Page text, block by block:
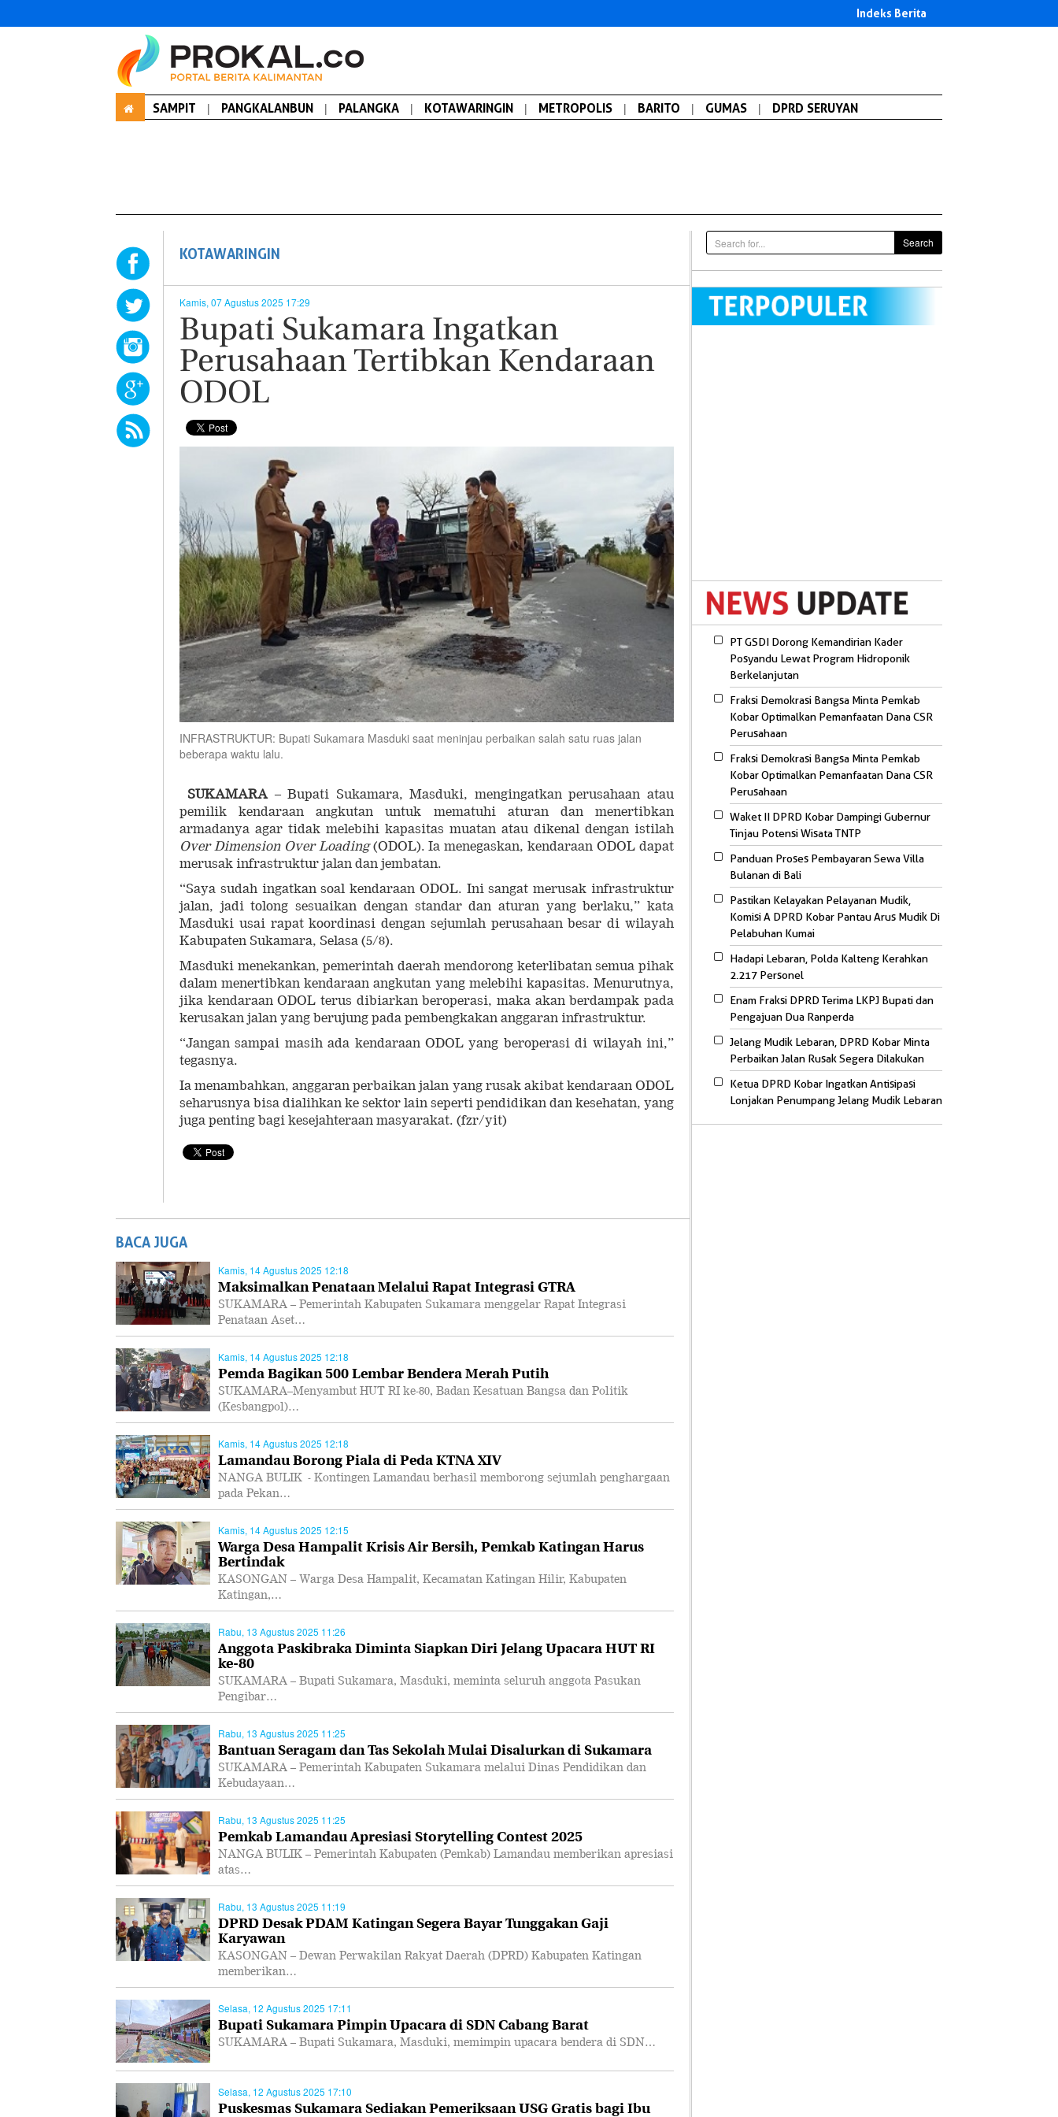
Indeks Berita
SAMPIT | PANGKALANBUN | PALANGKA | KOTAWARINGIN | METROPOLIS | BARITO | GUMAS | DPRD SERUYAN
KOTAWARINGIN
Kamis, 07 Agustus 2025 17:29
Bupati Sukamara Ingatkan
Perusahaan Tertibkan Kendaraan
ODOL
INFRASTRUKTUR: Bupati Sukamara Masduki saat meninjau perbaikan salah satu ruas jalan
beberapa waktu lalu.
SUKAMARA– Bupati Sukamara, Masduki, mengingatkan perusahaan atau
pemilik kendaraan angkutan untuk mematuhi aturan dan menertibkan
armadanya agar tidak melebihi kapasitas muatan atau dikenal dengan istilah
Over Dimension Over Loading(ODOL). Ia menegaskan, kendaraan ODOL dapat
merusak infrastruktur jalan dan jembatan.
“Saya sudah ingatkan soal kendaraan ODOL. Ini sangat merusak infrastruktur
jalan, jadi tolong sesuaikan dengan standar dan aturan yang berlaku,” kata
Masduki usai rapat koordinasi dengan sejumlah perusahaan besar di wilayah
Kabupaten Sukamara, Selasa (5/8).
Masduki menekankan, pemerintah daerah mendorong keterlibatan semua pihak
dalam menertibkan kendaraan angkutan yang melebihi kapasitas. Menurutnya,
jika kendaraan ODOL terus dibiarkan beroperasi, maka akan berdampak pada
kerusakan jalan yang berujung pada pembengkakan anggaran infrastruktur.
“Jangan sampai masih ada kendaraan ODOL yang beroperasi di wilayah ini,”
tegasnya.
Ia menambahkan, anggaran perbaikan jalan yang rusak akibat kendaraan ODOL
seharusnya bisa dialihkan ke sektor lain seperti pendidikan dan kesehatan, yang
juga penting bagi kesejahteraan masyarakat. (fzr/yit)
BACA JUGA
Kamis, 14 Agustus 2025 12:18
Maksimalkan Penataan Melalui Rapat Integrasi GTRA
SUKAMARA – Pemerintah Kabupaten Sukamara menggelar Rapat Integrasi
Penataan Aset…
Kamis, 14 Agustus 2025 12:18
Pemda Bagikan 500 Lembar Bendera Merah Putih
SUKAMARA–Menyambut HUT RI ke-80, Badan Kesatuan Bangsa dan Politik
(Kesbangpol)…
Kamis, 14 Agustus 2025 12:18
Lamandau Borong Piala di Peda KTNA XIV
NANGA BULIK - Kontingen Lamandau berhasil memborong sejumlah penghargaan
pada Pekan…
Kamis, 14 Agustus 2025 12:15
Warga Desa Hampalit Krisis Air Bersih, Pemkab Katingan Harus
Bertindak
KASONGAN – Warga Desa Hampalit, Kecamatan Katingan Hilir, Kabupaten
Katingan,…
Rabu, 13 Agustus 2025 11:26
Anggota Paskibraka Diminta Siapkan Diri Jelang Upacara HUT RI
ke-80
SUKAMARA – Bupati Sukamara, Masduki, meminta seluruh anggota Pasukan
Pengibar…
Rabu, 13 Agustus 2025 11:25
Bantuan Seragam dan Tas Sekolah Mulai Disalurkan di Sukamara
SUKAMARA – Pemerintah Kabupaten Sukamara melalui Dinas Pendidikan dan
Kebudayaan…
Rabu, 13 Agustus 2025 11:25
Pemkab Lamandau Apresiasi Storytelling Contest 2025
NANGA BULIK – Pemerintah Kabupaten (Pemkab) Lamandau memberikan apresiasi
atas…
Rabu, 13 Agustus 2025 11:19
DPRD Desak PDAM Katingan Segera Bayar Tunggakan Gaji
Karyawan
KASONGAN – Dewan Perwakilan Rakyat Daerah (DPRD) Kabupaten Katingan
memberikan…
Selasa, 12 Agustus 2025 17:11
Bupati Sukamara Pimpin Upacara di SDN Cabang Barat
SUKAMARA – Bupati Sukamara, Masduki, memimpin upacara bendera di SDN…
Selasa, 12 Agustus 2025 17:10
Puskesmas Sukamara Sediakan Pemeriksaan USG Gratis bagi Ibu
Search
PT GSDI Dorong Kemandirian Kader
Posyandu Lewat Program Hidroponik
Berkelanjutan
Fraksi Demokrasi Bangsa Minta Pemkab
Kobar Optimalkan Pemanfaatan Dana CSR
Perusahaan
Fraksi Demokrasi Bangsa Minta Pemkab
Kobar Optimalkan Pemanfaatan Dana CSR
Perusahaan
Waket II DPRD Kobar Dampingi Gubernur
Tinjau Potensi Wisata TNTP
Panduan Proses Pembayaran Sewa Villa
Bulanan di Bali
Pastikan Kelayakan Pelayanan Mudik,
Komisi A DPRD Kobar Pantau Arus Mudik Di
Pelabuhan Kumai
Hadapi Lebaran, Polda Kalteng Kerahkan
2.217 Personel
Enam Fraksi DPRD Terima LKPJ Bupati dan
Pengajuan Dua Ranperda
Jelang Mudik Lebaran, DPRD Kobar Minta
Perbaikan Jalan Rusak Segera Dilakukan
Ketua DPRD Kobar Ingatkan Antisipasi
Lonjakan Penumpang Jelang Mudik Lebaran